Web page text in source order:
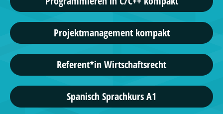
Projektmanagement kompakt
Referent*in Wirtschaftsrecht
Spanisch Sprachkurs A1